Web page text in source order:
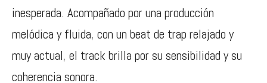
inesperada. Acompañado por una producción
melódica y fluida, con un beat de trap relajado y
muy actual, el track brilla por su sensibilidad y su
coherencia sonora.